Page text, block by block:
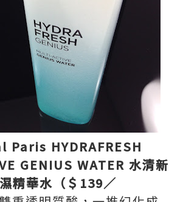
HYDRAFRESH
GENIUS WATER 水清新
精華水（＄139／